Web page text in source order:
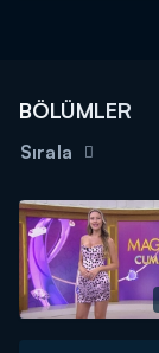
BÖLÜMLER
Sırala